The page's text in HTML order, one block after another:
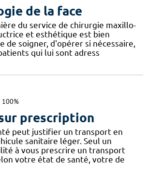
de la face
du service de chirurgie maxillo-
et esthétique est bien
de soigner, d'opérer si nécessaire,
qui lui sont adress
100%
prescription
peut justifier un transport en
sanitaire léger. Seul un
à vous prescrire un transport
votre état de santé, votre de